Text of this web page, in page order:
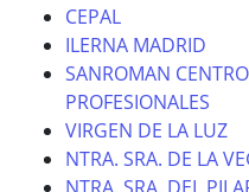
CEPAL
ILERNA MADRID
SANROMAN
PROFESIONALES
VIRGEN DE LA LUZ
NTRA. SRA. DE LA